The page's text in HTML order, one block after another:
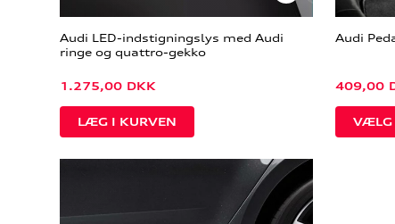
Audi LED-indstigningslys med Audi
ringe og quattro-gekko
1.275,00 DKK
Audi
409,00
VÆLG